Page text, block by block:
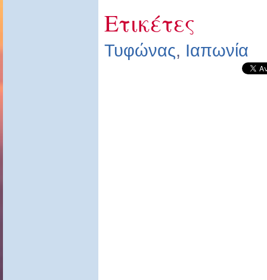
Ετικέτες
Τυφώνας, Ιαπωνία